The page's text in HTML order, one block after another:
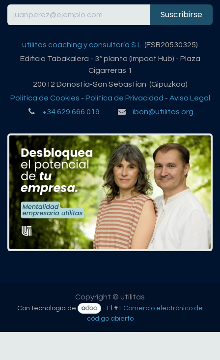
Suscribirse
utilitas coaching y consultoría S.L. (ESB20530325)
Edificio Tabakalera - 3º planta (Impact Hub) - Plaza
Cigarreras 1
20012 Donostia-San Sebastian (Gipuzkoa)
Política de Cookies - Política de Privacidad - Aviso Legal
+34 629 666 019
ibon@utilitas.org
Copyright © utilitas
Con tecnología de - El #1 Comercio electrónico de
código abierto